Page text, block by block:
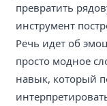
превратить
инструмент
Речь идет об
просто модное
навык, который